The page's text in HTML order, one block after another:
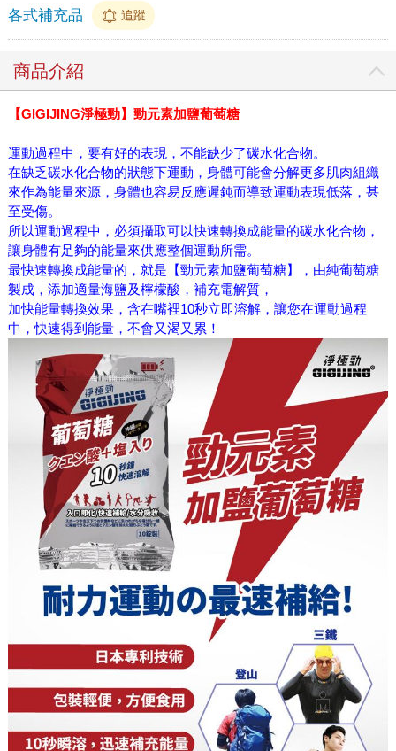
各式補充品
追蹤
商品介紹
【GIGIJING淨極勁】勁元素加鹽葡萄糖
運動過程中，要有好的表現，不能缺少了碳水化合物。
在缺乏碳水化合物的狀態下運動，身體可能會分解更多肌肉組織
來作為能量來源，身體也容易反應遲鈍而導致運動表現低落，甚
至受傷。
所以運動過程中，必須攝取可以快速轉換成能量的碳水化合物，
讓身體有足夠的能量來供應整個運動所需。
最快速轉換成能量的，就是【勁元素加鹽葡萄糖】，由純葡萄糖
製成，添加適量海鹽及檸檬酸，補充電解質，
加快能量轉換效果，含在嘴裡10秒立即溶解，讓您在運動過程
中，快速得到能量，不會又渴又累！